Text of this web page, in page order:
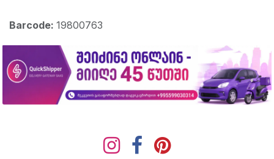
Barcode: 19800763